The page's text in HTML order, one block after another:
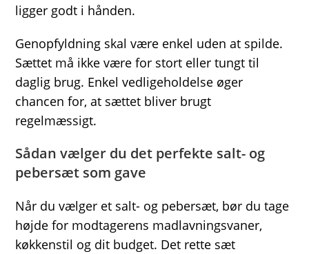
ligger godt i hånden.
Genopfyldning skal være enkel uden at spilde.
Sættet må ikke være for stort eller tungt til
daglig brug. Enkel vedligeholdelse øger
chancen for, at sættet bliver brugt
regelmæssigt.
Sådan vælger du det perfekte salt- og
pebersæt som gave
Når du vælger et salt- og pebersæt, bør du tage
højde for modtagerens madlavningsvaner,
køkkenstil og dit budget. Det rette sæt